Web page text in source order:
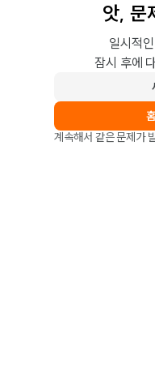
앗, 문
일시적
잠시 후에
계속해서 같은 문제가